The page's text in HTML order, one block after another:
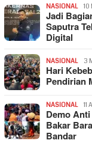
NASIONAL 10
Jadi
Saputra
Digital
NASIONAL 3
Hari
Pendirian
NASIONAL 11
Demo
Bakar
Bandar